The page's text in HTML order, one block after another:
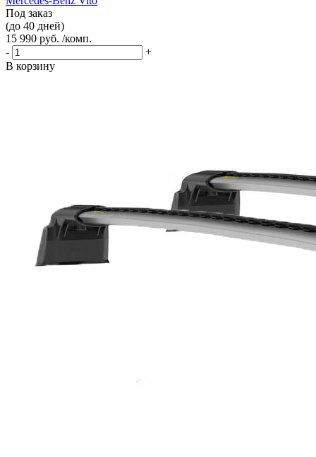
Под заказ
(до 40 дней)
15 990 руб. /комп.
-
+
В корзину